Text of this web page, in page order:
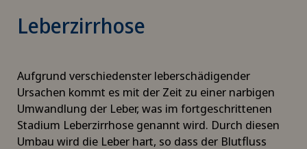
Leberzirrhose
Aufgrund verschiedenster leberschädigender
Ursachen kommt es mit der Zeit zu einer narbigen
Umwandlung der Leber, was im fortgeschrittenen
Stadium Leberzirrhose genannt wird. Durch diesen
Umbau wird die Leber hart, so dass der Blutfluss